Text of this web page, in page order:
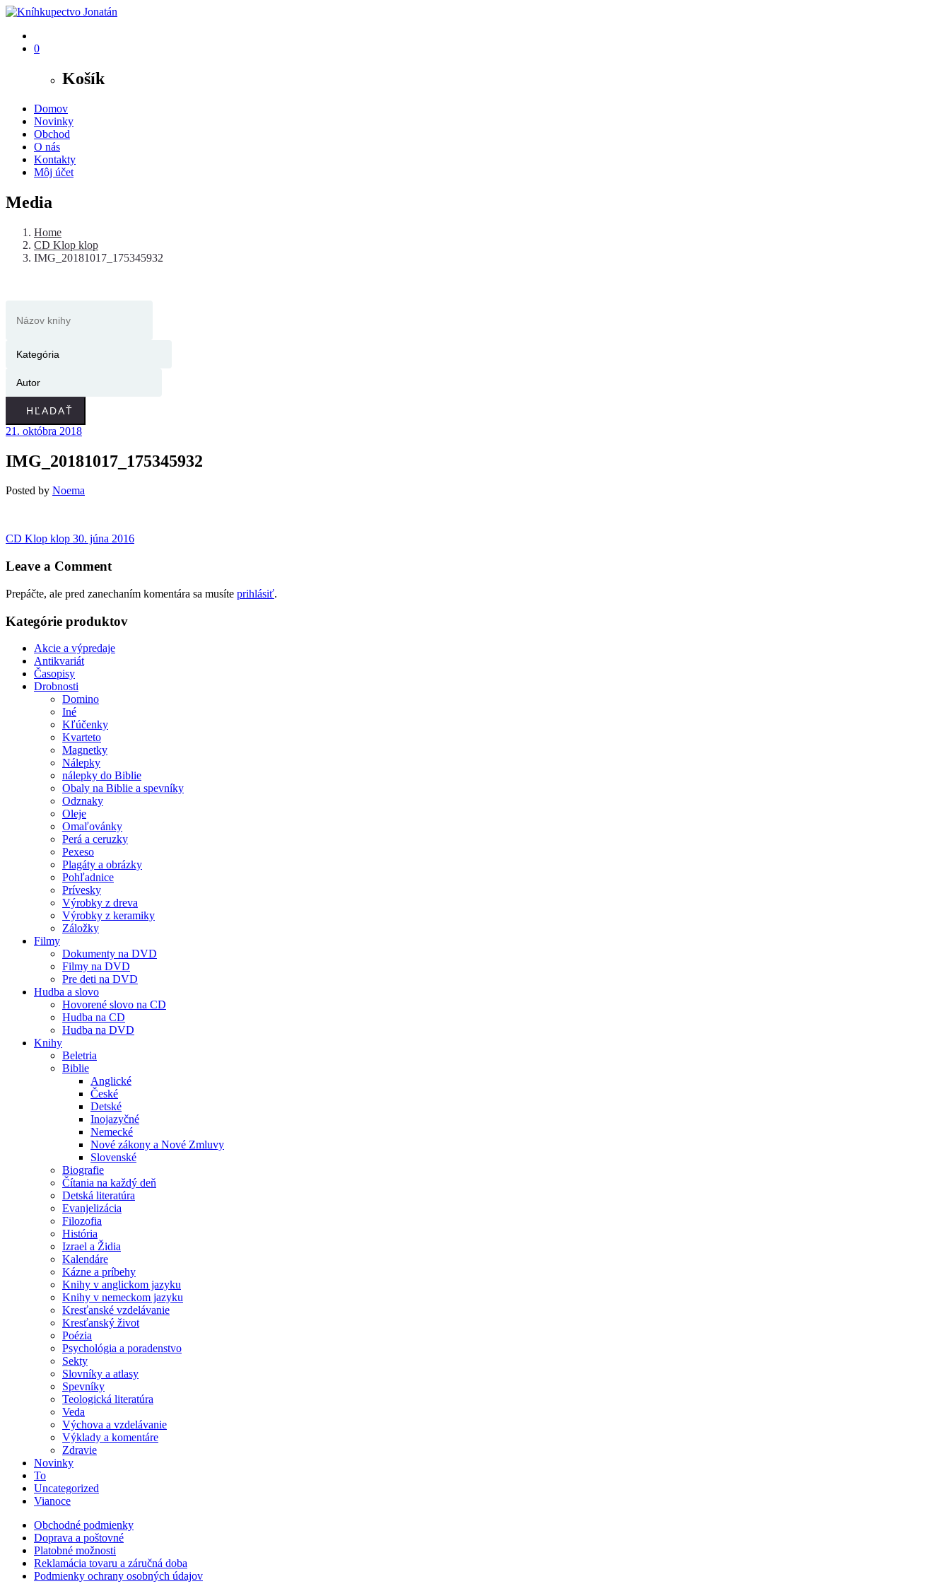
0
Košík
Domov
Novinky
Obchod
O nás
Kontakty
Môj účet
Media
Home
CD Klop klop
IMG_20181017_175345932
HĽADAŤ
21. októbra 2018
IMG_20181017_175345932
Posted by Noema
Navigácia
v
CD Klop klop Previous
30. júna 2016
Leave a Comment
Prepáčte, ale pred zanechaním komentára sa musíte prihlásiť.
Kategórie produktov
Akcie a výpredaje
Antikvariát
Časopisy
Drobnosti
Domino
Iné
Kľúčenky
Kvarteto
Magnetky
Nálepky
nálepky do Biblie
Obaly na Biblie a spevníky
Odznaky
Oleje
Omaľovánky
Perá a ceruzky
Pexeso
Plagáty a obrázky
Pohľadnice
Prívesky
Výrobky z dreva
Výrobky z keramiky
Záložky
Filmy
Dokumenty na DVD
Filmy na DVD
Pre deti na DVD
Hudba a slovo
Hovorené slovo na CD
Hudba na CD
Hudba na DVD
Knihy
Beletria
Biblie
Anglické
České
Detské
Inojazyčné
Nemecké
Nové zákony a Nové Zmluvy
Slovenské
Biografie
Čítania na každý deň
Detská literatúra
Evanjelizácia
Filozofia
História
Izrael a Židia
Kalendáre
Kázne a príbehy
Knihy v anglickom jazyku
Knihy v nemeckom jazyku
Kresťanské vzdelávanie
Kresťanský život
Poézia
Psychológia a poradenstvo
Sekty
Slovníky a atlasy
Spevníky
Teologická literatúra
Veda
Výchova a vzdelávanie
Výklady a komentáre
Zdravie
Novinky
To
Uncategorized
Vianoce
Obchodné podmienky
Doprava a poštovné
Platobné možnosti
Reklamácia tovaru a záručná doba
Podmienky ochrany osobných údajov